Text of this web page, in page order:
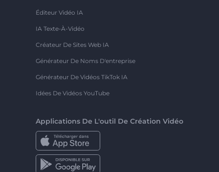
Éditeur Vidéo IA
IA Texte-À-Vidéo
Créateur De Sites Web IA
Générateur De Noms D'entreprise
Générateur De Vidéos TikTok IA
Idées De Vidéos YouTube
Applications De L'outil De Création Vidéo